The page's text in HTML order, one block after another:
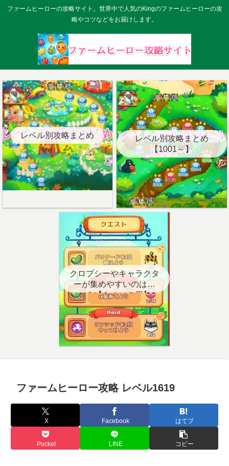
ファームヒーローの攻略サイト。世界中で人気のKingのファームヒーローの攻
略やコツなどをお届けします。
レベル別攻略まとめ
レベル別攻略まとめ
【1001～】
クロプシーやキャラクタ
ーが集めやすいのはど
こ？【クエスト用】
ファームヒーロー攻略 レベル1619
X Facebook はてブ
Pocket LINE コピー